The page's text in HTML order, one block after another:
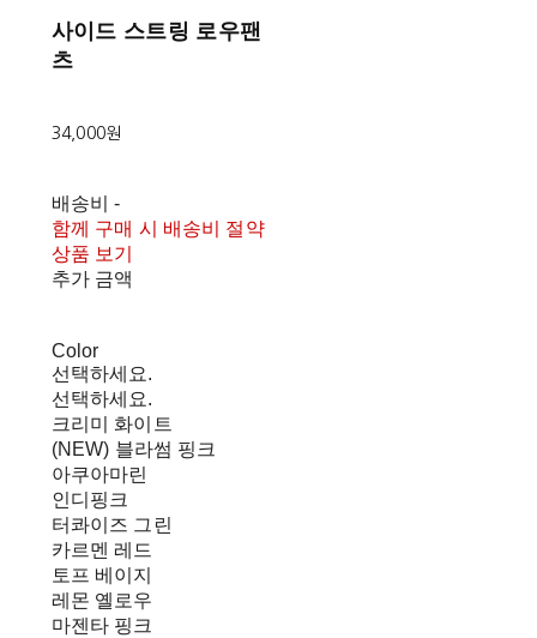
사이드 스트링 로우팬
츠
34,000원
배송비-
함께 구매 시 배송비 절약
상품 보기
추가 금액
Color
선택하세요.
선택하세요.
크리미 화이트
(NEW) 블라썸 핑크
아쿠아마린
인디핑크
터콰이즈 그린
카르멘 레드
토프 베이지
레몬 옐로우
마젠타 핑크